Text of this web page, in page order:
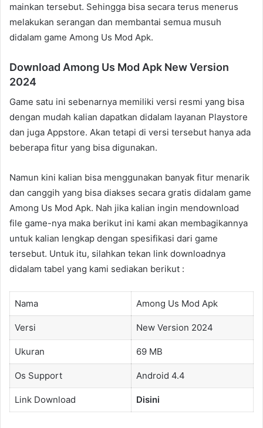
mainkan tersebut. Sehingga bisa secara terus menerus
melakukan serangan dan membantai semua musuh
didalam game Among Us Mod Apk.
Download Among Us Mod Apk New Version
2024
Game satu ini sebenarnya memiliki versi resmi yang bisa
dengan mudah kalian dapatkan didalam layanan Playstore
dan juga Appstore. Akan tetapi di versi tersebut hanya ada
beberapa fitur yang bisa digunakan.
Namun kini kalian bisa menggunakan banyak fitur menarik
dan canggih yang bisa diakses secara gratis didalam game
Among Us Mod Apk. Nah jika kalian ingin mendownload
file game-nya maka berikut ini kami akan membagikannya
untuk kalian lengkap dengan spesifikasi dari game
tersebut. Untuk itu, silahkan tekan link downloadnya
didalam tabel yang kami sediakan berikut :
Nama Among Us Mod Apk
Versi New Version 2024
Ukuran 69 MB
Os Support Android 4.4
Link Download Disini